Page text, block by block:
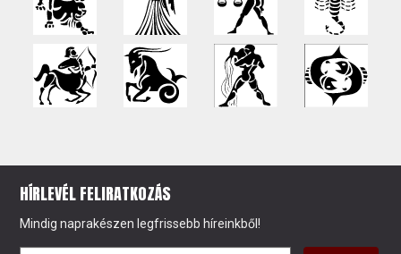
HÍRLEVÉL FELIRATKOZÁS
Mindig naprakészen legfrissebb híreinkből!